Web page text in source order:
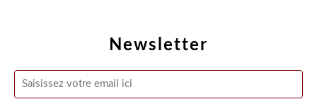
Newsletter